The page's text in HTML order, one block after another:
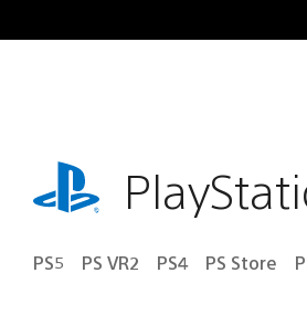
au
playstation.com
PS5 PS VR2 PS4 PS Store